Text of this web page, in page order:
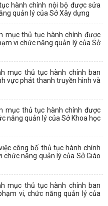
hành chính nội bộ được sửa
quản lý của Sở Xây dựng
mục thủ tục hành chính được
vi chức năng quản lý của Sở
mục thủ tục hành chính ban
vực phát thanh truyền hình và
mục thủ tục hành chính được
năng quản lý của Sở Khoa học
công bố thủ tục hành chính
năng quản lý của Sở Giáo
mục thủ tục hành chính ban
vi, chức năng quản lý của